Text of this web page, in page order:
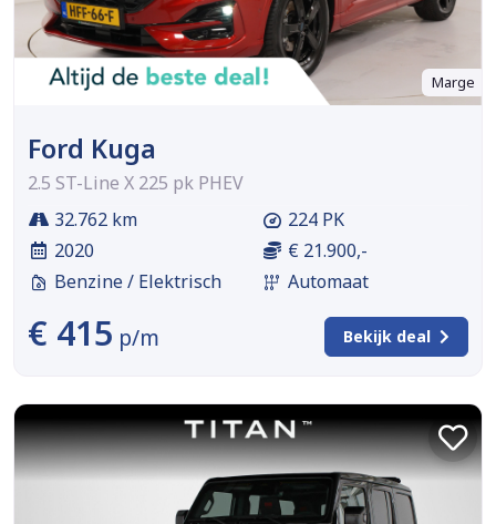
Marge
Ford Kuga
2.5 ST-Line X 225 pk PHEV
32.762 km
2020
Benzine / Elektrisch
224 PK
€ 21.900,-
Automaat
€ 415 p/m Bekijk deal